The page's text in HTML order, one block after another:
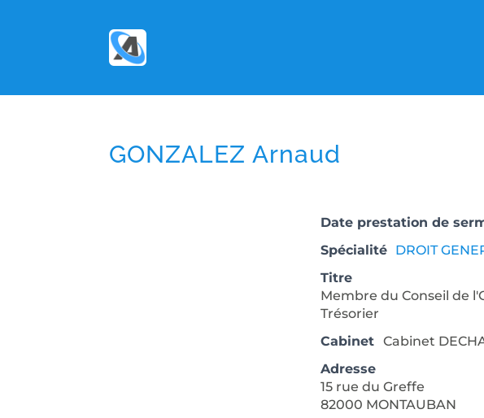
GONZALEZ Arnaud
Date prestation de
Spécialité DROIT
Titre
Membre du Conseil de
Trésorier
Cabinet
Cabinet
Adresse
15 rue du Greffe
82000 MONTAUBAN